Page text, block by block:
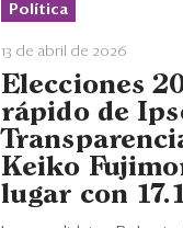
Política
13 de abril de 2026
Elecciones
rápido de
Keiko
lugar con